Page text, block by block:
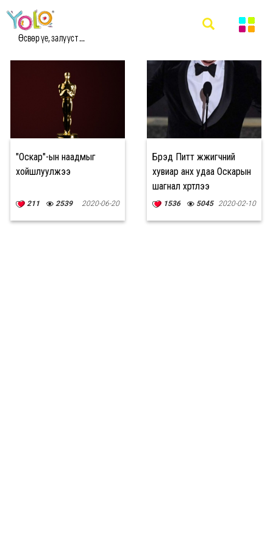
Өсвөр үе, залууст ...
#ОСКАР, МЭДЭЭ
"Оскар"-ын наадмыг
хойшлуулжээ
211 2539 2020-06-20
Брэд Питт жүжигчний
хувиар анх удаа Оскарын
шагнал хүртлээ
1536 5045 2020-02-10